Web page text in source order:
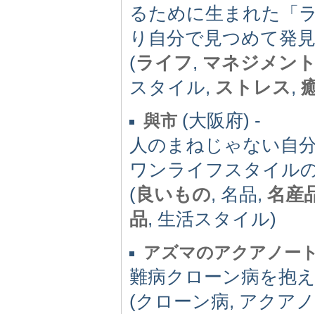
るために生まれた「
り自分で見つめて発
(ライフ, マネジメン
スタイル, ストレス,
與市 (大阪府) -
人のまねじゃない自
ワンライフスタイル
(良いもの, 名品, 名産
品, 生活スタイル)
アズマのアクアノー
難病クローン病を抱
(クローン病, アクア